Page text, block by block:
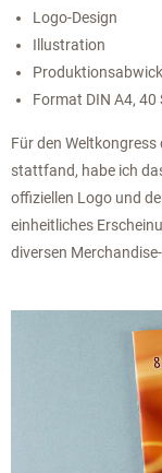
Logo-Design
Illustration
Format DIN A4, 40
Für den
stattfand, habe ich
offiziellen Logo und
einheitliches
diversen